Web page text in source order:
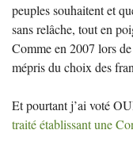
peuples souhaitent et
sans relâche, tout en
Comme en 2007 lors
mépris du choix des
Et pourtant j’ai voté
traité établissant une